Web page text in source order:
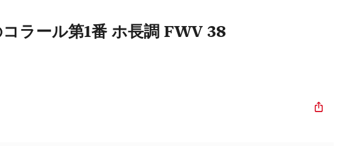
ラール第1番 ホ長調 FWV 38